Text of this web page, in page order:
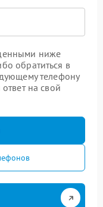
ниже
обратиться в
телефону
на свой